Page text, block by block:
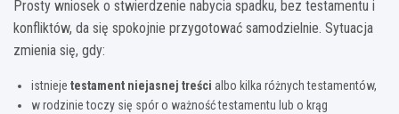
Prosty wniosek o stwierdzenie nabycia spadku, bez testamentu i
konfliktów, da się spokojnie przygotować samodzielnie. Sytuacja
zmienia się, gdy:
istnieje testament niejasnej treści albo kilka różnych testamentów,
w rodzinie toczy się spór o ważność testamentu lub o krąg